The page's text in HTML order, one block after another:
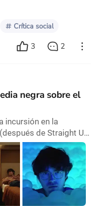
Crítica social
3 2
negra sobre el
incursión en la
de Straight Up,
película un giro hacia
abordar un tipo de
de un hermano
historia el director
de la soledad en la
humano